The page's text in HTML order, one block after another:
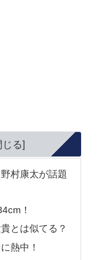
村康太が話題
！
とは似てる？
熱中！